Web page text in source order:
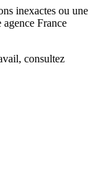
inexactes ou une
agence France
, consultez